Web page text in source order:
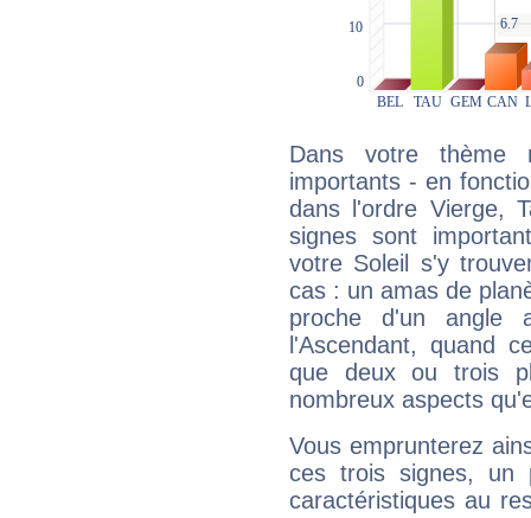
Dans votre thème
importants - en
dans l'ordre Vierge,
signes sont
votre Soleil s'y
cas : un amas de
proche d'un
l'Ascendant, quand
que deux ou trois
nombreux aspects
Vous emprunterez
ces trois signes, un
caractéristiques au